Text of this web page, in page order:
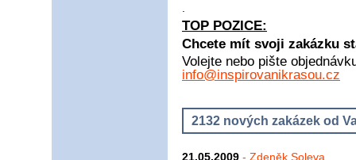
TOP POZICE:
Chcete mít svoji zakázku
Volejte nebo pište
info@inspirovanikrasou.cz
2132 nových zakázek od
21.05.2009 - Zdeněk Soleva